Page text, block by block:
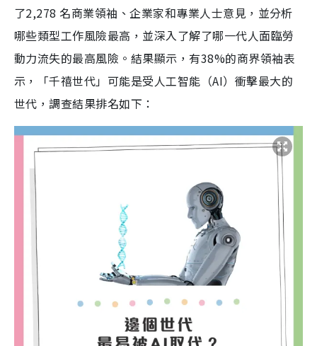
了2,278 名商業領袖、企業家和專業人士意見，並分析
哪些類型工作風險最高，並深入了解了哪一代人面臨勞
動力流失的最高風險。結果顯示，有38%的商界領袖表
示，「千禧世代」可能是受人工智能（AI）衝擊最大的
世代，調查結果排名如下：